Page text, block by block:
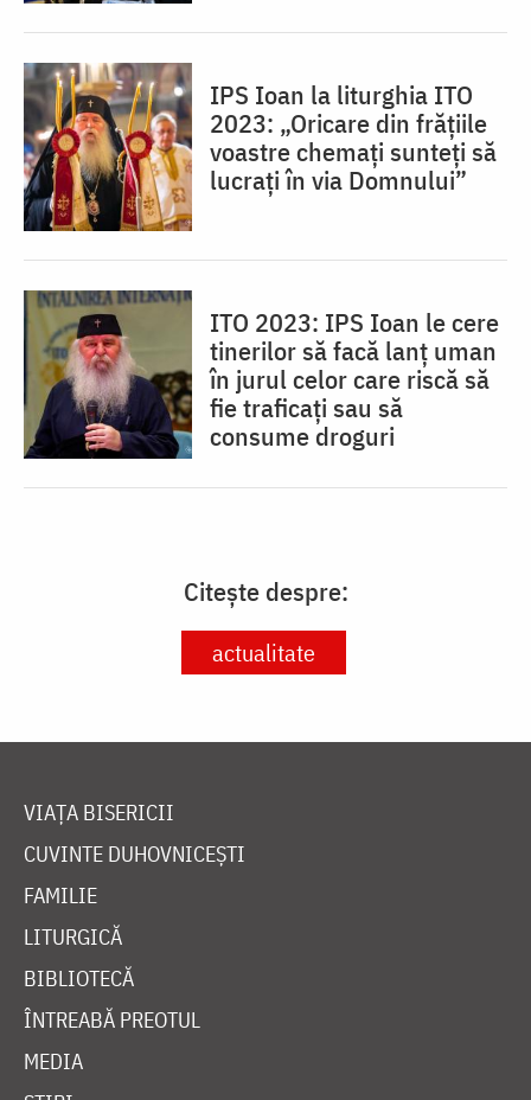
IPS Ioan la liturghia ITO
2023: „Oricare din frățiile
voastre chemați sunteți să
lucrați în via Domnului”
ITO 2023: IPS Ioan le cere
tinerilor să facă lanț uman
în jurul celor care riscă să
fie traficați sau să
consume droguri
Citește despre:
actualitate
VIAȚA BISERICII
CUVINTE DUHOVNICEȘTI
FAMILIE
LITURGICĂ
BIBLIOTECĂ
ÎNTREABĂ PREOTUL
MEDIA